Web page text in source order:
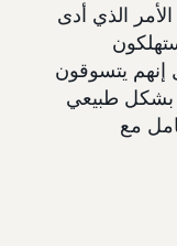
الذي أدى
إنهم يتسوقون
بشكل طبيعي
مع